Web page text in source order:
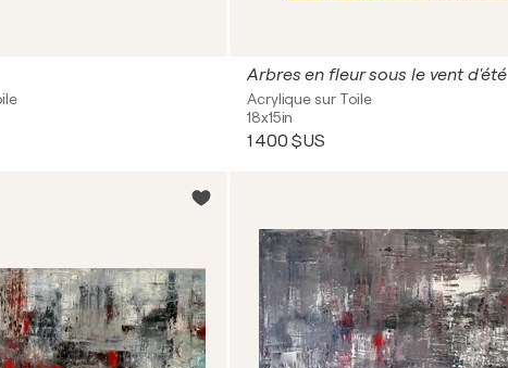
Arbres en fleur sous le vent d'été
Acrylique sur Toile
18x15in
1 400 $US